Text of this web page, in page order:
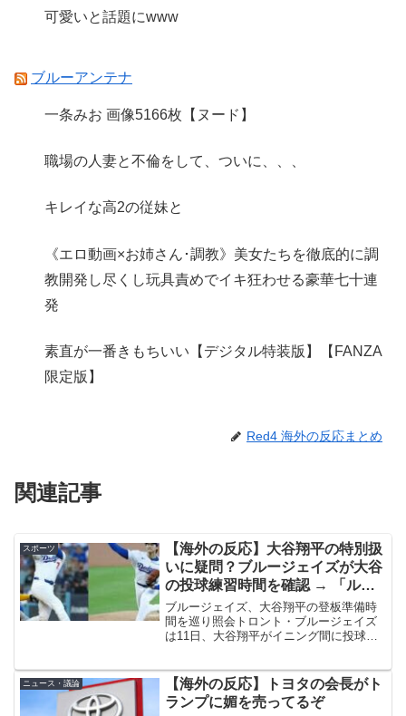
可愛いと話題にwww
ブルーアンテナ
一条みお 画像5166枚【ヌード】
職場の人妻と不倫をして、ついに、、、
キレイな高2の従妹と
《エロ動画×お姉さん･調教》美女たちを徹底的に調
教開発し尽くし玩具責めでイキ狂わせる豪華七十連
発
素直が一番きもちいい【デジタル特装版】【FANZA
限定版】
Red4 海外の反応まとめ
関連記事
スポーツ
【海外の反応】大谷翔平の特別扱
いに疑問？ブルージェイズが大谷
の投球練習時間を確認 → 「ルー
ル上もなんの問題ない」「エンジ
ェルス時代には何の文句も出なか
ったのにな」
ブルージェイズ、大谷翔平の登板準備時
間を巡り照会トロント・ブルージェイズ
は11日、大谷翔平がイニング間に投球準
浮上した議論の再燃となった。ロサンゼ
ルス・ドジャースの二刀流...
ニュース・議論
【海外の反応】トヨタの会長がト
ランプに媚を売ってるぞ